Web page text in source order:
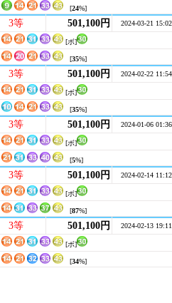
[24%]
3等 501,100円 2024-03-21 15:02
[ボ]
[35%]
3等 501,100円 2024-02-22 11:54
[ボ]
[35%]
3等 501,100円 2024-01-06 01:36
[ボ]
[5%]
3等 501,100円 2024-02-14 11:12
[ボ]
[87%]
3等 501,100円 2024-02-13 19:11
[ボ]
[34%]